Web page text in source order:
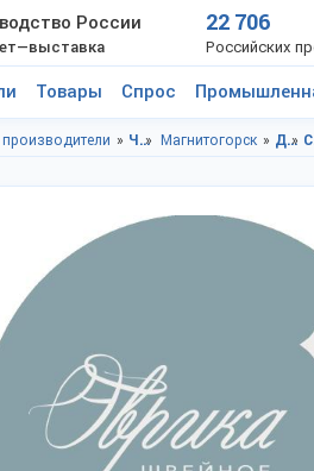
России 22 706
Российских
Товары Спрос
производители Челябинская область Магнитогорск Детская одежда